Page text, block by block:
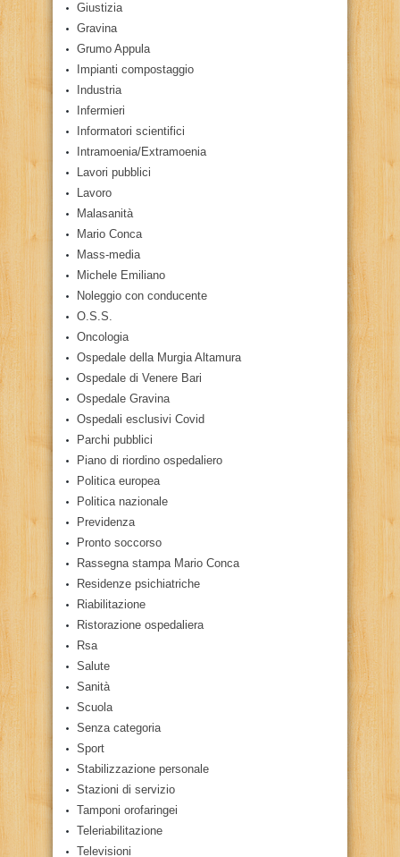
Giustizia
Gravina
Grumo Appula
Impianti compostaggio
Industria
Infermieri
Informatori scientifici
Intramoenia/Extramoenia
Lavori pubblici
Lavoro
Malasanità
Mario Conca
Mass-media
Michele Emiliano
Noleggio con conducente
O.S.S.
Oncologia
Ospedale della Murgia Altamura
Ospedale di Venere Bari
Ospedale Gravina
Ospedali esclusivi Covid
Parchi pubblici
Piano di riordino ospedaliero
Politica europea
Politica nazionale
Previdenza
Pronto soccorso
Rassegna stampa Mario Conca
Residenze psichiatriche
Riabilitazione
Ristorazione ospedaliera
Rsa
Salute
Sanità
Scuola
Senza categoria
Sport
Stabilizzazione personale
Stazioni di servizio
Tamponi orofaringei
Teleriabilitazione
Televisioni